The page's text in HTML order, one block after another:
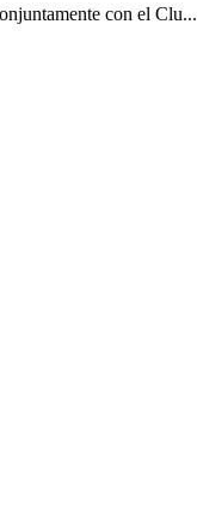
con el Clu...